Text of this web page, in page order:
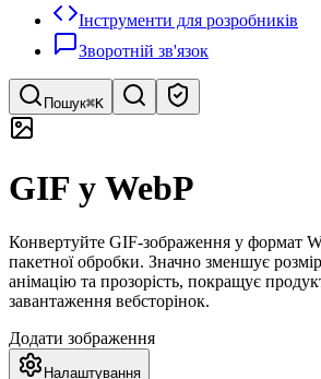
Інструменти для розробників
Зворотній зв'язок
Пошук⌘K
Швидкий пошук інструментів
GIF у WebP
Конвертуйте GIF-зображення у формат
пакетної обробки. Значно зменшує
анімацію та прозорість, покращує
завантаження вебсторінок.
Додати зображення
Налаштування